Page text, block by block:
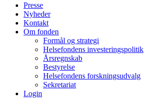
Presse
Nyheder
Kontakt
Om fonden
Formål og strategi
Helsefondens investeringspolitik
Årsregnskab
Bestyrelse
Helsefondens forskningsudvalg
Sekretariat
Login